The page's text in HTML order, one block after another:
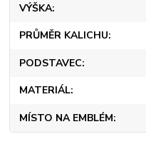
VÝŠKA
PRŮMĚR KALICHU
PODSTAVEC
MATERIÁL
MÍSTO NA EMBLÉM